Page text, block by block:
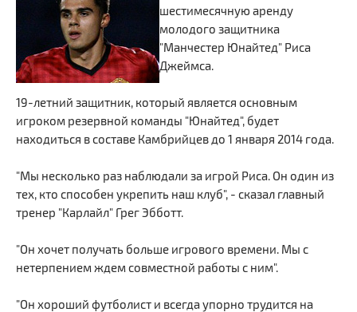
шестимесячную аренду
молодого защитника
"Манчестер Юнайтед" Риса
Джеймса.
19-летний защитник, который является основным
игроком резервной команды "Юнайтед", будет
находиться в составе Камбрийцев до 1 января 2014 года.
"Мы несколько раз наблюдали за игрой Риса. Он один из
тех, кто способен укрепить наш клуб", - сказал главный
тренер "Карлайл" Грег Эбботт.
"Он хочет получать больше игрового времени. Мы с
нетерпением ждем совместной работы с ним".
"Он хороший футболист и всегда упорно трудится на